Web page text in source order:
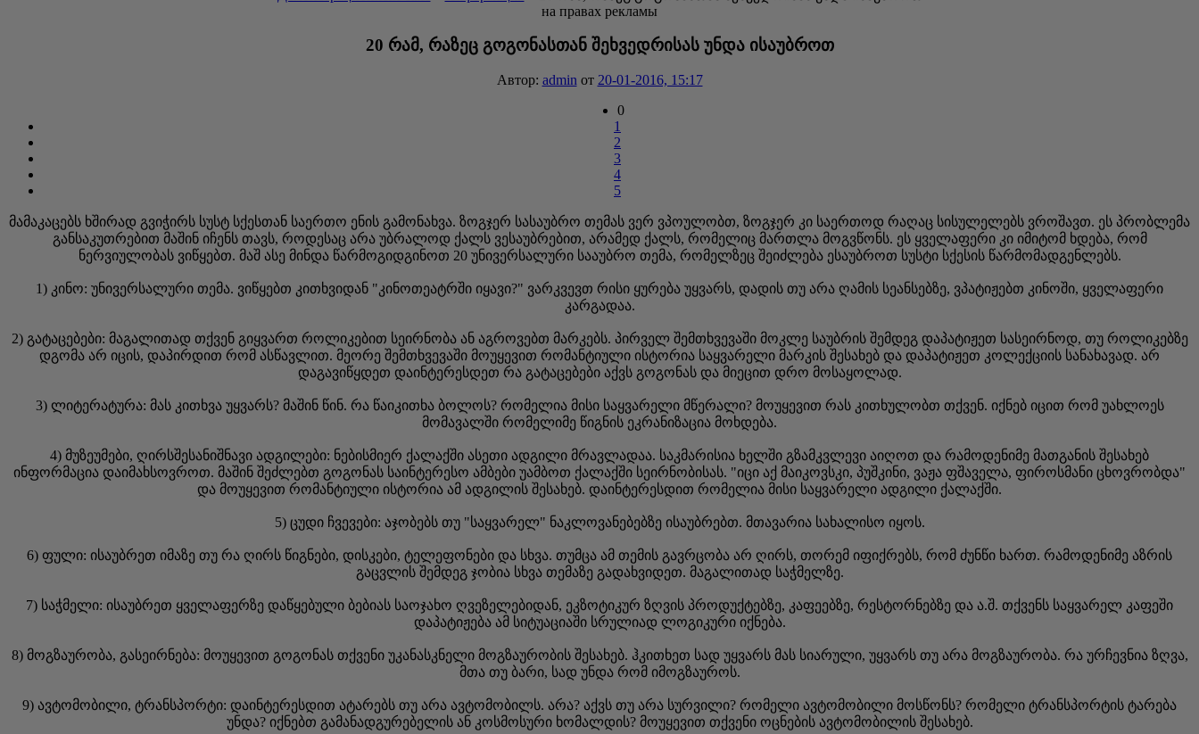
на правах рекламы
20 რამ, რაზეც გოგონასთან შეხვედრისას უნდა ისაუბროთ
Автор: admin от 20-01-2016, 15:17
0
1
2
3
4
5
მამაკაცებს ხშირად გვიჭირს სუსტ სქესთან საერთო ენის გამონახვა. ზოგჯერ სასაუბრო თემას ვერ ვპოულობთ, ზოგჯერ კი საერთოდ რაღაც სისულელებს ვროშავთ. ეს პრობლემა
განსაკუთრებით მაშინ იჩენს თავს, როდესაც არა უბრალოდ ქალს ვესაუბრებით, არამედ ქალს, რომელიც მართლა მოგვწონს. ეს ყველაფერი კი იმიტომ ხდება, რომ
ნერვიულობას ვიწყებთ. მაშ ასე მინდა წარმოგიდგინოთ 20 უნივერსალური სააუბრო თემა, რომელზეც შეიძლება ესაუბროთ სუსტი სქესის წარმომადგენლებს.
1) კინო: უნივერსალური თემა. ვიწყებთ კითხვიდან "კინოთეატრში იყავი?" ვარკვევთ რისი ყურება უყვარს, დადის თუ არა ღამის სეანსებზე, ვპატიჟებთ კინოში, ყველაფერი
კარგადაა.
2) გატაცებები: მაგალითად თქვენ გიყვართ როლიკებით სეირნობა ან აგროვებთ მარკებს. პირველ შემთხვევაში მოკლე საუბრის შემდეგ დაპატიჟეთ სასეირნოდ, თუ როლიკებზე
დგომა არ იცის, დაპირდით რომ ასწავლით. მეორე შემთხვევაში მოუყევით რომანტიული ისტორია საყვარელი მარკის შესახებ და დაპატიჟეთ კოლექციის სანახავად. არ
დაგავიწყდეთ დაინტერესდეთ რა გატაცებები აქვს გოგონას და მიეცით დრო მოსაყოლად.
3) ლიტერატურა: მას კითხვა უყვარს? მაშინ წინ. რა წაიკითხა ბოლოს? რომელია მისი საყვარელი მწერალი? მოუყევით რას კითხულობთ თქვენ. იქნებ იცით რომ უახლოეს
მომავალში რომელიმე წიგნის ეკრანიზაცია მოხდება.
4) მუზეუმები, ღირსშესანიშნავი ადგილები: ნებისმიერ ქალაქში ასეთი ადგილი მრავლადაა. საკმარისია ხელში გზამკვლევი აიღოთ და რამოდენიმე მათგანის შესახებ
ინფორმაცია დაიმახსოვროთ. მაშინ შეძლებთ გოგონას საინტერესო ამბები უამბოთ ქალაქში სეირნობისას. "იცი აქ მაიკოვსკი, პუშკინი, ვაჟა ფშაველა, ფიროსმანი ცხოვრობდა"
და მოუყევით რომანტიული ისტორია ამ ადგილის შესახებ. დაინტერესდით რომელია მისი საყვარელი ადგილი ქალაქში.
5) ცუდი ჩვევები: აჯობებს თუ "საყვარელ" ნაკლოვანებებზე ისაუბრებთ. მთავარია სახალისო იყოს.
6) ფული: ისაუბრეთ იმაზე თუ რა ღირს წიგნები, დისკები, ტელეფონები და სხვა. თუმცა ამ თემის გავრცობა არ ღირს, თორემ იფიქრებს, რომ ძუნწი ხართ. რამოდენიმე აზრის
გაცვლის შემდეგ ჯობია სხვა თემაზე გადახვიდეთ. მაგალითად საჭმელზე.
7) საჭმელი: ისაუბრეთ ყველაფერზე დაწყებული ბებიას საოჯახო ღვეზელებიდან, ეკზოტიკურ ზღვის პროდუქტებზე, კაფეებზე, რესტორნებზე და ა.შ. თქვენს საყვარელ კაფეში
დაპატიჟება ამ სიტუაციაში სრულიად ლოგიკური იქნება.
8) მოგზაურობა, გასეირნება: მოუყევით გოგონას თქვენი უკანასკნელი მოგზაურობის შესახებ. ჰკითხეთ სად უყვარს მას სიარული, უყვარს თუ არა მოგზაურობა. რა ურჩევნია ზღვა,
მთა თუ ბარი, სად უნდა რომ იმოგზაუროს.
9) ავტომობილი, ტრანსპორტი: დაინტერესდით ატარებს თუ არა ავტომობილს. არა? აქვს თუ არა სურვილი? რომელი ავტომობილი მოსწონს? რომელი ტრანსპორტის ტარება
უნდა? იქნებთ გამანადგურებელის ან კოსმოსური ხომალდის? მოუყევით თქვენი ოცნების ავტომობილის შესახებ.